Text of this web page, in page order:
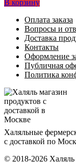
В корзину
Оплата заказа
Вопросы и
Доставка
Контакты
Оформление
Публичная
Политика
Халяльные
с доставкой по
© 2018-2026